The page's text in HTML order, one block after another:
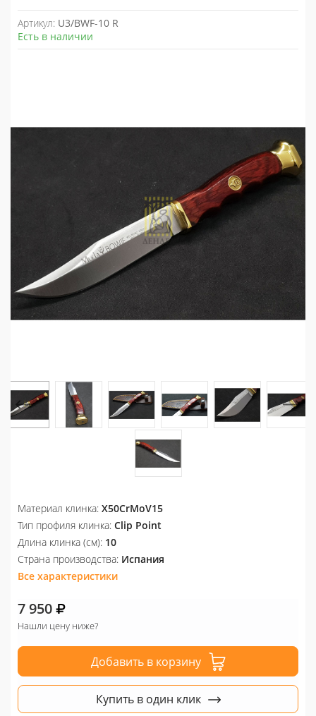
Артикул: U3/BWF-10 R
Есть в наличии
Материал клинка: X50CrMoV15
Тип профиля клинка: Clip Point
Длина клинка (см): 10
Страна производства: Испания
Все характеристики
7 950
Нашли цену ниже?
Добавить в корзину
Купить в один клик